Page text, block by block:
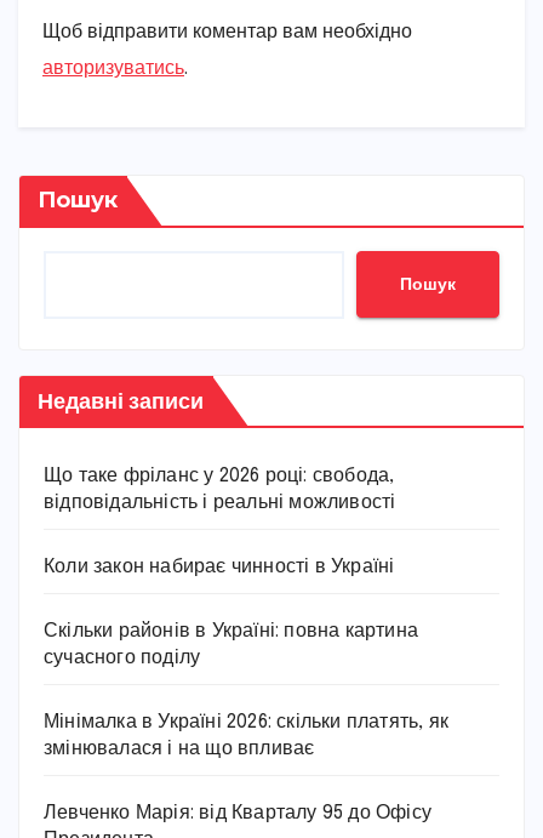
Щоб відправити коментар вам необхідно
авторизуватись.
Пошук
Пошук
Недавні записи
Що таке фріланс у 2026 році: свобода,
відповідальність і реальні можливості
Коли закон набирає чинності в Україні
Скільки районів в Україні: повна картина
сучасного поділу
Мінімалка в Україні 2026: скільки платять, як
змінювалася і на що впливає
Левченко Марія: від Кварталу 95 до Офісу